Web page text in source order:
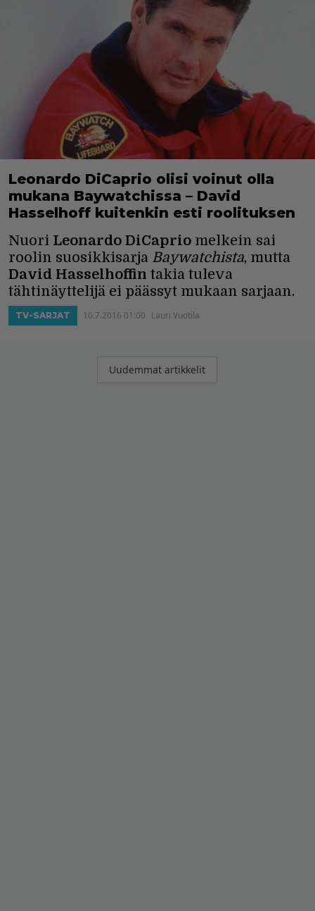
Leonardo DiCaprio olisi voinut olla
mukana Baywatchissa – David
Hasselhoff kuitenkin esti roolituksen
Nuori Leonardo DiCaprio melkein sai
roolin suosikkisarja Baywatchista, mutta
David Hasselhoffin takia tuleva
tähtinäyttelijä ei päässyt mukaan sarjaan.
TV-SARJAT 10.7.2016 01:00 Lauri Vuotila
Artikkelien
Uudemmat artikkelit